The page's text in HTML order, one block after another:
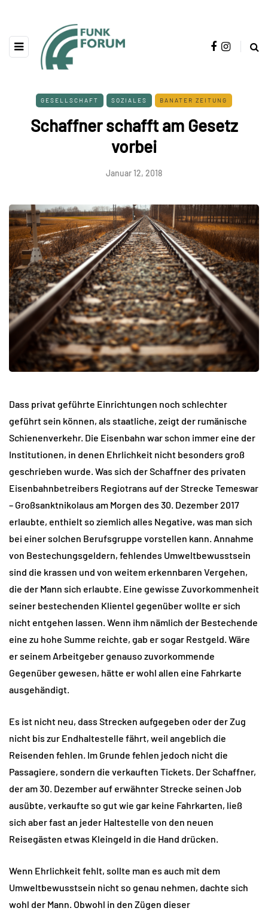
GESELLSCHAFT SOZIALES BANATER ZEITUNG
Schaffner schafft am Gesetz
vorbei
Januar 12, 2018
Dass privat geführte Einrichtungen noch schlechter
geführt sein können, als staatliche, zeigt der rumänische
Schienenverkehr. Die Eisenbahn war schon immer eine der
Institutionen, in denen Ehrlichkeit nicht besonders groß
geschrieben wurde. Was sich der Schaffner des privaten
Eisenbahnbetreibers Regiotrans auf der Strecke Temeswar
– Großsanktnikolaus am Morgen des 30. Dezember 2017
erlaubte, enthielt so ziemlich alles Negative, was man sich
bei einer solchen Berufsgruppe vorstellen kann. Annahme
von Bestechungsgeldern, fehlendes Umweltbewusstsein
sind die krassen und von weitem erkennbaren Vergehen,
die der Mann sich erlaubte. Eine gewisse Zuvorkommenheit
seiner bestechenden Klientel gegenüber wollte er sich
nicht entgehen lassen. Wenn ihm nämlich der Bestechende
eine zu hohe Summe reichte, gab er sogar Restgeld. Wäre
er seinem Arbeitgeber genauso zuvorkommende
Gegenüber gewesen, hätte er wohl allen eine Fahrkarte
ausgehändigt.
Es ist nicht neu, dass Strecken aufgegeben oder der Zug
nicht bis zur Endhaltestelle fährt, weil angeblich die
Reisenden fehlen. Im Grunde fehlen jedoch nicht die
Passagiere, sondern die verkauften Tickets. Der Schaffner,
der am 30. Dezember auf erwähnter Strecke seinen Job
ausübte, verkaufte so gut wie gar keine Fahrkarten, ließ
sich aber fast an jeder Haltestelle von den neuen
Reisegästen etwas Kleingeld in die Hand drücken.
Wenn Ehrlichkeit fehlt, sollte man es auch mit dem
Umweltbewusstsein nicht so genau nehmen, dachte sich
wohl der Mann. Obwohl in den Zügen dieser